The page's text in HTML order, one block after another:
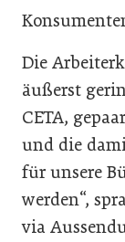
Die
äußerst
CETA,
und die
für unsere
werden“,
via